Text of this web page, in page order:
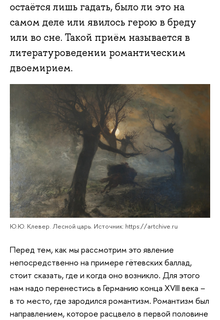
остаётся лишь гадать, было ли это на
самом деле или явилось герою в бреду
или во сне. Такой приём называется в
литературоведении романтическим
двоемирием.
Ю.Ю. Клевер. Лесной царь. Источник: https://artchive.ru
Перед тем, как мы рассмотрим это явление
непосредственно на примере гётевских баллад,
стоит сказать, где и когда оно возникло. Для этого
нам надо перенестись в Германию конца XVIII века –
в то место, где зародился романтизм. Романтизм был
направлением, которое расцвело в первой половине